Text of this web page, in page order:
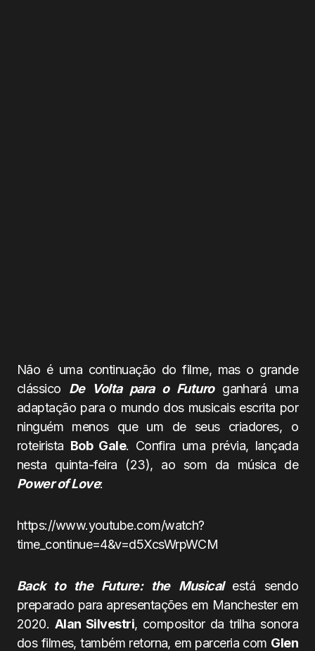
Não é uma continuação do filme, mas o grande
clássico De Volta para o Futuroganhará uma
adaptação para o mundo dos musicais escrita por
ninguém menos que um de seus criadores, o
roteirista Bob Gale. Confira uma prévia, lançada
nesta quinta-feira (23), ao som da música de
Power of Love:
https://www.youtube.com/watch?
time_continue=4&v=d5XcsWrpWCM
Back to the Future: the Musical está sendo
preparado para apresentações em Manchester em
2020. Alan Silvestri, compositor da trilha sonora
dos filmes, também retorna, em parceria com Glen